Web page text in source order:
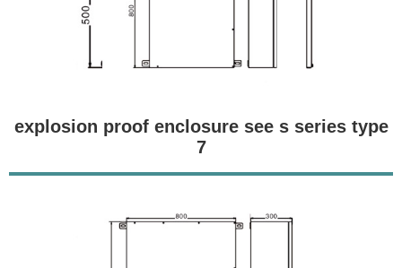
explosion proof enclosure see s series type
7